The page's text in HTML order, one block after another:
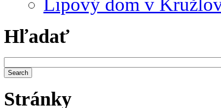
Lipový dom v
Hľadať
Stránky